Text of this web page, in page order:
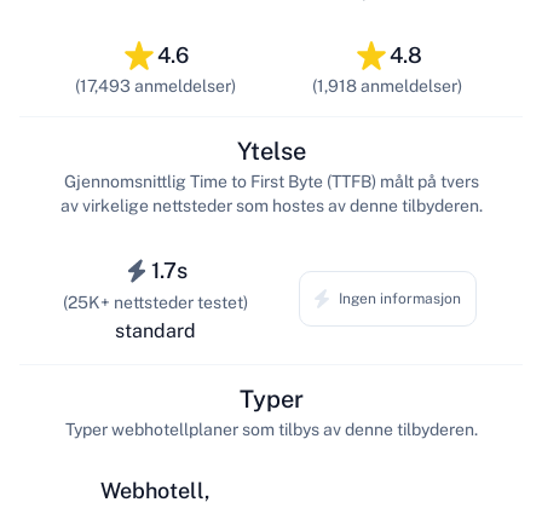
4.6
(17,493 anmeldelser)
4.8
(1,918 anmeldelser)
1.7s
(25K+ nettsteder testet)
standard
Ytelse
Gjennomsnittlig Time to First Byte (TTFB) målt på tvers
av virkelige nettsteder som hostes av denne tilbyderen.
Ingen informasjon
Webhotell,
Typer
Typer webhotellplaner som tilbys av denne tilbyderen.